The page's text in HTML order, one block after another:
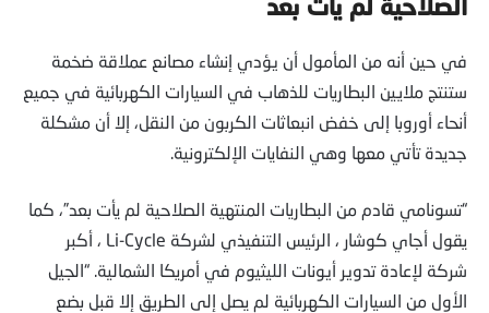
الصلاحية لم يأت بعد
في حين أنه من المأمول أن يؤدي إنشاء مصانع عملاقة ضخمة
ستنتج ملايين البطاريات للذهاب في السيارات الكهربائية في جميع
أنحاء أوروبا إلى خفض انبعاثات الكربون من النقل، إلا أن مشكلة
جديدة تأتي معها وهي النفايات الإلكترونية.
“تسونامي قادم من البطاريات المنتهية الصلاحية لم يأت بعد”، كما
يقول أجاي كوشار ، الرئيس التنفيذي لشركة Li-Cycle ، أكبر
شركة لإعادة تدوير أيونات الليثيوم في أمريكا الشمالية. “الجيل
الأول من السيارات الكهربائية لم يصل إلى الطريق إلا قبل بضع